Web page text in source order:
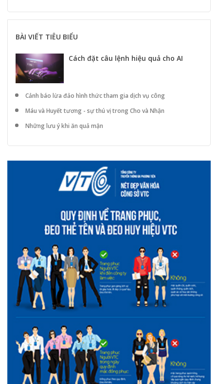
BÀI VIẾT TIÊU BIỂU
Cách đặt câu lệnh hiệu quả cho AI
Cảnh báo lừa đảo hình thức tham gia dịch vụ công
Máu và Huyết tương - sự thú vị trong Cho và Nhận
Những lưu ý khi ăn quả mận